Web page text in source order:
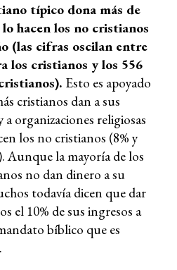
típico dona más de
hacen los no cristianos
(las cifras oscilan entre
los cristianos y los 556
Esto es apoyado
cristianos dan a sus
a organizaciones religiosas
los no cristianos (8% y
Aunque la mayoría de los
no dan dinero a su
todavía dicen que dar
el 10% de sus ingresos a
bíblico que es